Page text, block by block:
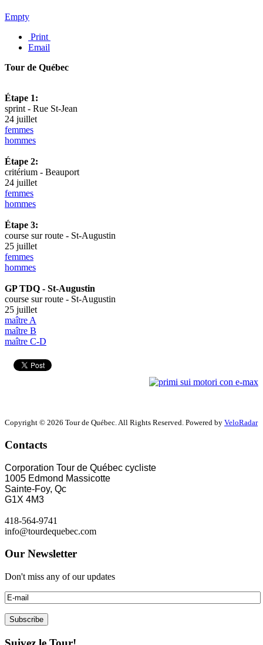
Empty
Print
Email
Tour de Québec
Étape 1:
sprint - Rue St-Jean
24 juillet
femmes
hommes
Étape 2:
critérium - Beauport
24 juillet
femmes
hommes
Étape 3:
course sur route - St-Augustin
25 juillet
femmes
hommes
GP TDQ - St-Augustin
course sur route - St-Augustin
25 juillet
maître A
maître B
maître C-D
Copyright © 2026 Tour de Québec. All Rights Reserved. Powered by VeloRadar
Contacts
Corporation Tour de Québec cycliste
1005 Edmond Massicotte
Sainte-Foy, Qc
G1X 4M3
418-564-9741
info@tourdequebec.com
Our Newsletter
Don't miss any of our updates